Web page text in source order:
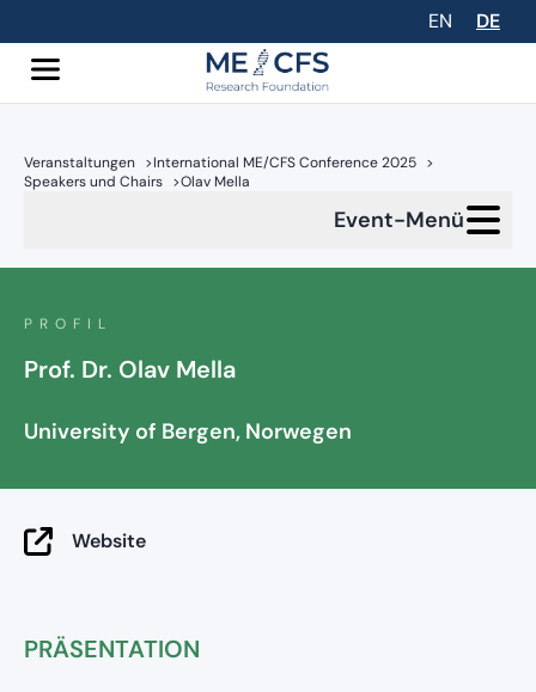
EN DE
Veranstaltungen >International ME/CFS Conference 2025 >
Speakers und Chairs >Olav Mella
Event-Menü
PROFIL
Prof. Dr. Olav Mella
University of Bergen, Norwegen
Website
PRÄSENTATION